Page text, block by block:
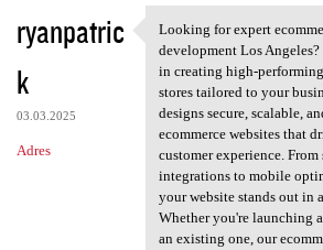
K
o
m
e
n
ryanpatric
k
03.03.2025
Adres
Looking for expert
Looking for expert
development Los
in creating high-
stores tailored to your
designs secure, scalable,
ecommerce websites that
customer experience. From
integrations to mobile
your website stands out in
Whether you're launching
an existing one, our